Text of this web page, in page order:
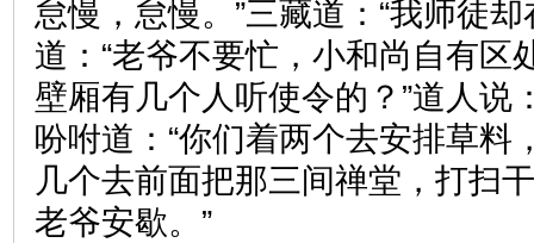
怠慢，怠慢。”三藏道：“我师徒
道：“老爷不要忙，小和尚自有区
壁厢有几个人听使令的？”道人说
吩咐道：“你们着两个去安排草料
几个去前面把那三间禅堂，打扫
老爷安歇。”